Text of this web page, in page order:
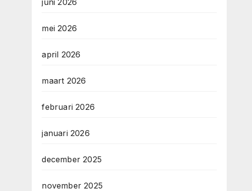
juni 2026
mei 2026
april 2026
maart 2026
februari 2026
januari 2026
december 2025
november 2025